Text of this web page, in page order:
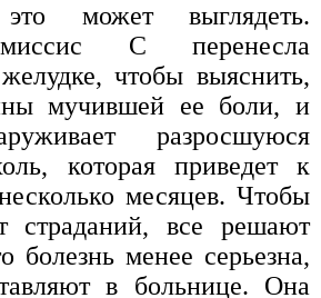
может выглядеть.
С перенесла
чтобы выяснить,
мучившей ее боли, и
разросшуюся
которая приведет к
месяцев. Чтобы
страданий, все решают
болезнь менее серьезна,
в больнице. Она